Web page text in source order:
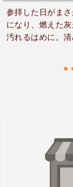
参拝した日がま
になり、燃えた
汚れるはめに。
落ちていて、子